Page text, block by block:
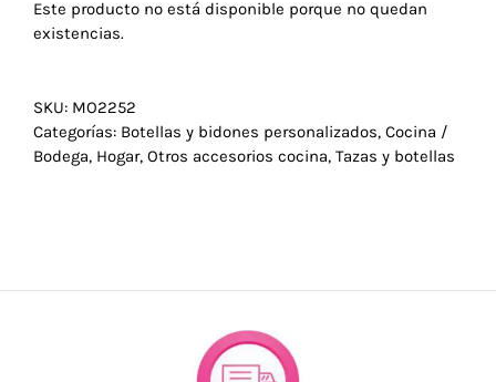
Escritura
Tecnología
Este producto no está disponible porque no quedan
existencias.
SKU: MO2252
Categorías: Botellas y bidones personalizados, Cocina /
Bodega, Hogar, Otros accesorios cocina, Tazas y botellas